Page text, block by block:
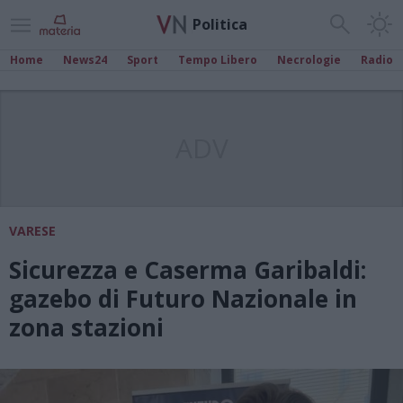
Politica
Home News24 Sport Tempo Libero Necrologie Radio
VARESE
Sicurezza e Caserma Garibaldi:
gazebo di Futuro Nazionale in
zona stazioni